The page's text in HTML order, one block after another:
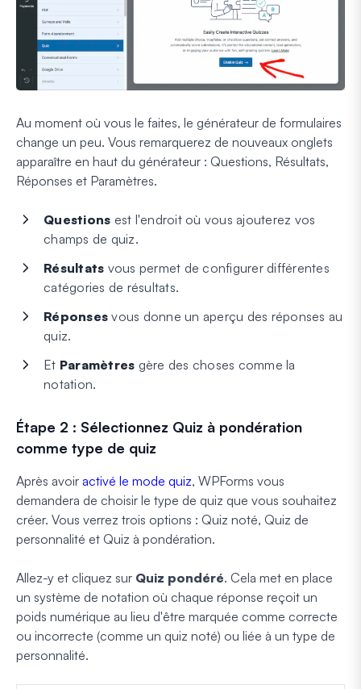
Au moment où vous le faites, le générateur de formulaires
change un peu. Vous remarquerez de nouveaux onglets
apparaître en haut du générateur : Questions, Résultats,
Réponses et Paramètres.
Questions est l'endroit où vous ajouterez vos
champs de quiz.
Résultats vous permet de configurer différentes
catégories de résultats.
Réponses vous donne un aperçu des réponses au
quiz.
Et Paramètres gère des choses comme la
notation.
Étape 2 : Sélectionnez Quiz à pondération
comme type de quiz
Après avoir activé le mode quiz, WPForms vous
demandera de choisir le type de quiz que vous souhaitez
créer. Vous verrez trois options : Quiz noté, Quiz de
personnalité et Quiz à pondération.
Allez-y et cliquez sur Quiz pondéré. Cela met en place
un système de notation où chaque réponse reçoit un
poids numérique au lieu d'être marquée comme correcte
ou incorrecte (comme un quiz noté) ou liée à un type de
personnalité.